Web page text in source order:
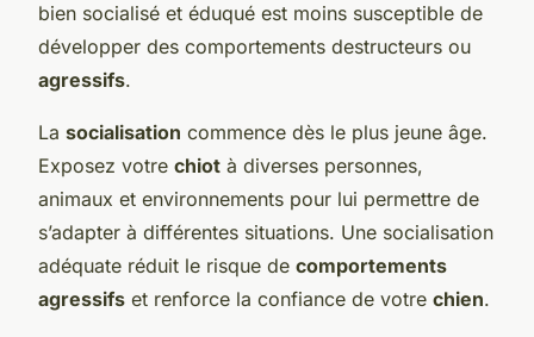
bien socialisé et éduqué est moins susceptible de
développer des comportements destructeurs ou
agressifs.
La socialisation commence dès le plus jeune âge.
Exposez votre chiot à diverses personnes,
animaux et environnements pour lui permettre de
s’adapter à différentes situations. Une socialisation
adéquate réduit le risque de comportements
agressifs et renforce la confiance de votre chien.